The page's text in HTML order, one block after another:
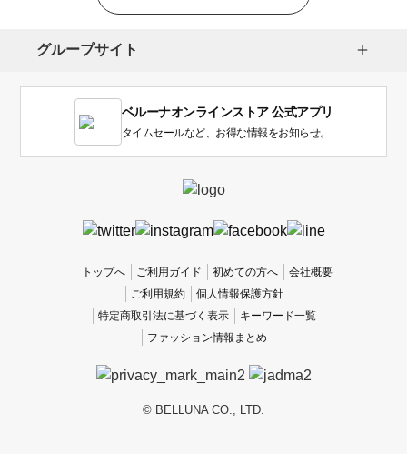
い
グループサイト
ベルーナオンラインストア 公式アプリ
タイムセールなど、お得な情報をお知らせ。
トップへ ご利用ガイド 初めての方へ
会社概要
ご利用規約
個人情報保護方針
特定商取引法に基づく表示
キーワード一覧
ファッション情報まとめ
© BELLUNA CO., LTD.